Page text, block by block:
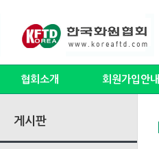
협회소개 회원가입안내
게시판